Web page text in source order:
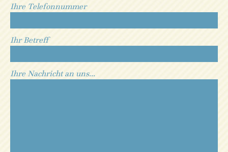
Ihre Telefonnummer
Ihr Betreff
Ihre Nachricht an uns...